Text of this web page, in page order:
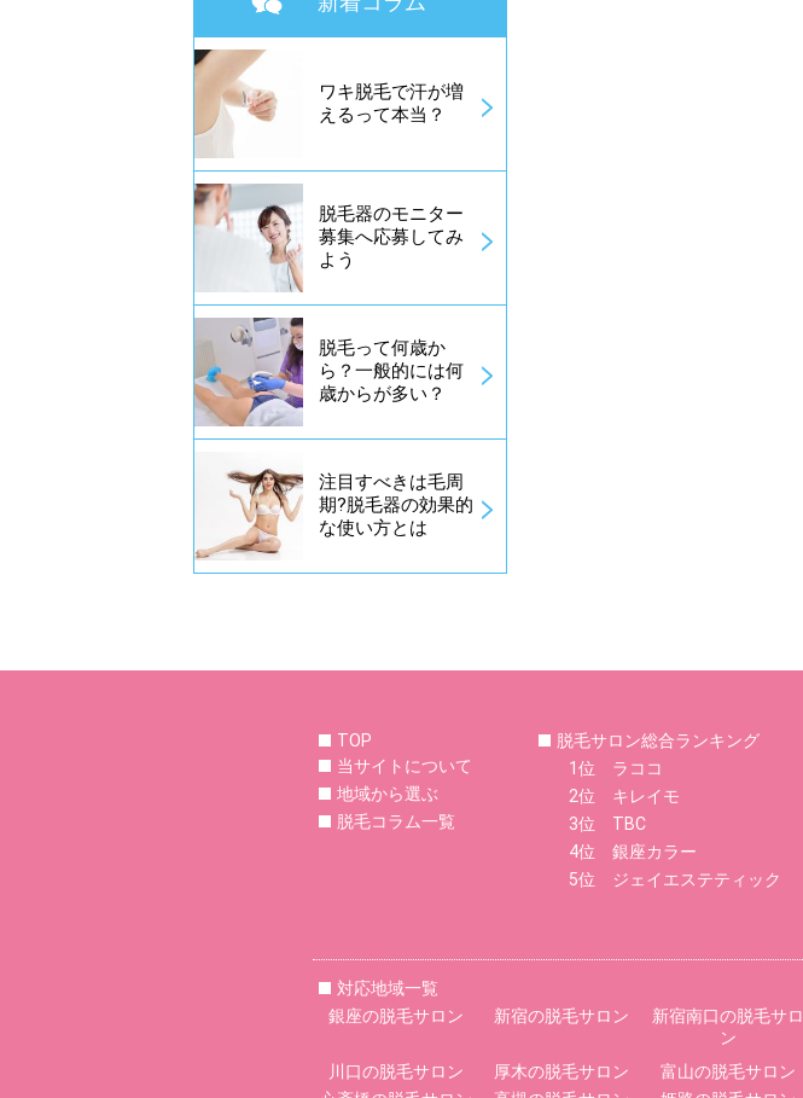
ワキ脱毛で汗が増
えるって本当？
脱毛器のモニター
募集へ応募してみ
よう
脱毛って何歳か
ら？一般的には何
歳からが多い？
注目すべきは毛周
期?脱毛器の効果的
な使い方とは
TOP
当サイトについて
地域から選ぶ
脱毛コラム一覧
脱毛サロン総合ランキング
1位 ラココ
2位 キレイモ
3位 TBC
4位 銀座カラー
5位 ジェイエステティック
対応地域一覧
銀座の脱毛サロン
新宿の脱毛サロン
新宿南口の脱毛サロ
ン
川口の脱毛サロン
厚木の脱毛サロン 富山の脱毛サロン